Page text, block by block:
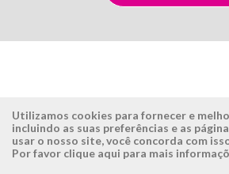
ÉSISTEMAS
Utilizamos cookies para fornecer e
incluindo as suas preferências e as
usar o nosso site, você concorda com
Por favor clique aqui para mais